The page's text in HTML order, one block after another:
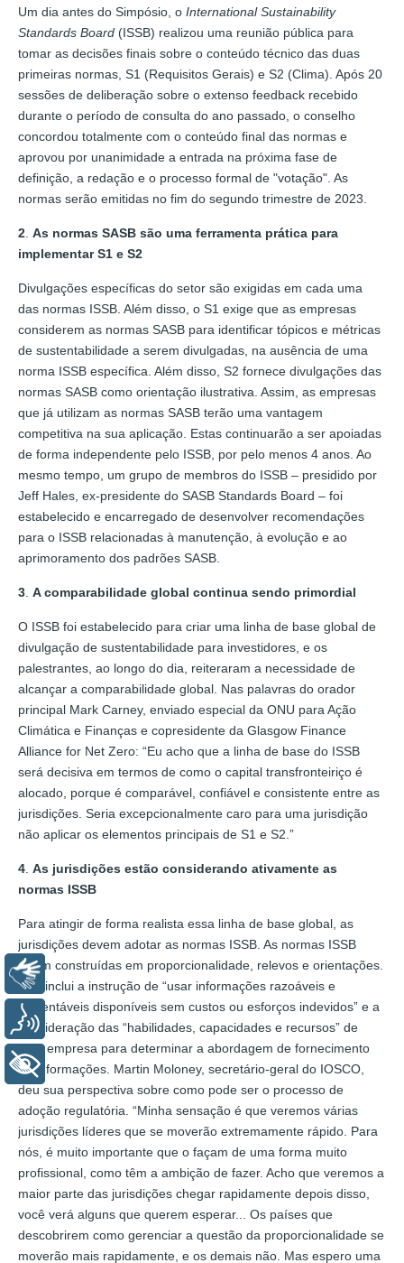
Um dia antes do Simpósio, o International Sustainability
Standards Board (ISSB) realizou uma reunião pública para
tomar as decisões finais sobre o conteúdo técnico das duas
primeiras normas, S1 (Requisitos Gerais) e S2 (Clima). Após 20
sessões de deliberação sobre o extenso feedback recebido
durante o período de consulta do ano passado, o conselho
concordou totalmente com o conteúdo final das normas e
aprovou por unanimidade a entrada na próxima fase de
definição, a redação e o processo formal de "votação". As
normas serão emitidas no fim do segundo trimestre de 2023.
2 As normas SASB são uma ferramenta prática para
implementar S1 e S2
Divulgações específicas do setor são exigidas em cada uma
das normas ISSB. Além disso, o S1 exige que as empresas
considerem as normas SASB para identificar tópicos e métricas
de sustentabilidade a serem divulgadas, na ausência de uma
norma ISSB específica. Além disso, S2 fornece divulgações das
normas SASB como orientação ilustrativa. Assim, as empresas
que já utilizam as normas SASB terão uma vantagem
competitiva na sua aplicação. Estas continuarão a ser apoiadas
de forma independente pelo ISSB, por pelo menos 4 anos. Ao
mesmo tempo, um grupo de membros do ISSB – presidido por
Jeff Hales, ex-presidente do SASB Standards Board – foi
estabelecido e encarregado de desenvolver recomendações
para o ISSB relacionadas à manutenção, à evolução e ao
aprimoramento dos padrões SASB.
3 A comparabilidade global continua sendo primordial
O ISSB foi estabelecido para criar uma linha de base global de
divulgação de sustentabilidade para investidores, e os
palestrantes, ao longo do dia, reiteraram a necessidade de
alcançar a comparabilidade global. Nas palavras do orador
principal Mark Carney, enviado especial da ONU para Ação
Climática e Finanças e copresidente da Glasgow Finance
Alliance for Net Zero: “Eu acho que a linha de base do ISSB
será decisiva em termos de como o capital transfronteiriço é
alocado, porque é comparável, confiável e consistente entre as
jurisdições. Seria excepcionalmente caro para uma jurisdição
não aplicar os elementos principais de S1 e S2.”
4 As jurisdições estão considerando ativamente as
normas ISSB
Para atingir de forma realista essa linha de base global, as
jurisdições devem adotar as normas ISSB. As normas ISSB
foram construídas em proporcionalidade, relevos e orientações.
Isso inclui a instrução de “usar informações razoáveis ​​e
sustentáveis ​​disponíveis sem custos ou esforços indevidos” e a
consideração das “habilidades, capacidades e recursos” de
uma empresa para determinar a abordagem de fornecimento
de informações. Martin Moloney, secretário-geral do IOSCO,
deu sua perspectiva sobre como pode ser o processo de
adoção regulatória. “Minha sensação é que veremos várias
jurisdições líderes que se moverão extremamente rápido. Para
nós, é muito importante que o façam de uma forma muito
profissional, como têm a ambição de fazer. Acho que veremos a
maior parte das jurisdições chegar rapidamente depois disso,
você verá alguns que querem esperar... Os países que
descobrirem como gerenciar a questão da proporcionalidade se
moverão mais rapidamente, e os demais não. Mas espero uma
Libras
+ Acessibilidade